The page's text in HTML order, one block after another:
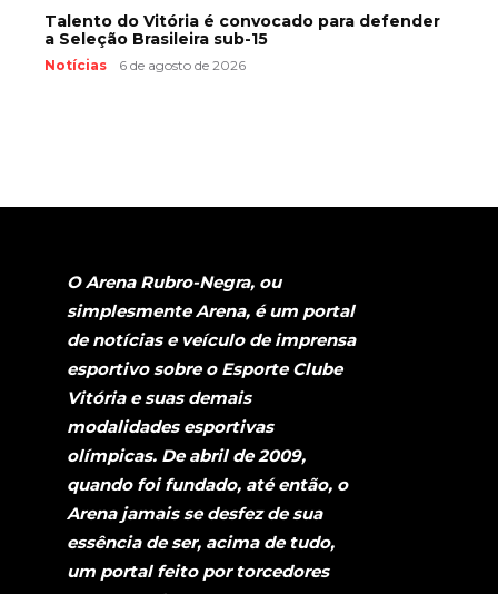
Talento do Vitória é convocado para defender
a Seleção Brasileira sub-15
Notícias 6 de agosto de 2026
O Arena Rubro-Negra, ou
simplesmente Arena, é um portal
de notícias e veículo de imprensa
esportivo sobre o Esporte Clube
Vitória e suas demais
modalidades esportivas
olímpicas. De abril de 2009,
quando foi fundado, até então, o
Arena jamais se desfez de sua
essência de ser, acima de tudo,
um portal feito por torcedores